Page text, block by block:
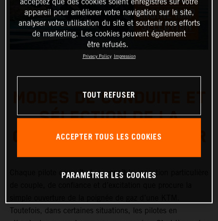
MODES DE CONDUITE ET
SÉLECTION DE LA
CARTOGRAPHIE MOTEUR
Chaque pilote connaît et reconnaît la sensation particulière
Toutefois, dans certaines situations, les pilotes en
appareil pour améliorer votre navigation sur le site,
analyser votre utilisation du site et soutenir nos efforts
de marketing. Les cookies peuvent également
être refusés.
Privacy Policy Impression
TOUT REFUSER
ACCEPTER TOUS LES COOKIES
PARAMÉTRER LES COOKIES